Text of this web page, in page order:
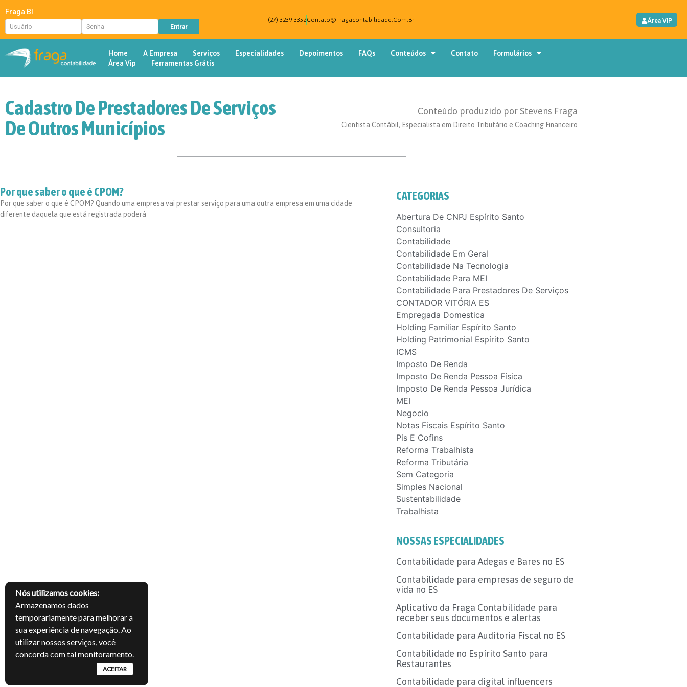
Fraga BI
(27) 3239-3352Contato@fragacontabilidade.com.br Área VIP
Home A Empresa Serviços Especialidades Depoimentos FAQs Conteúdos Contato
Formulários
Área Vip
Ferramentas Grátis
Cadastro De Prestadores De Serviços
De Outros Municípios
Conteúdo produzido por Stevens Fraga
Cientista Contábil, Especialista em Direito Tributário e Coaching Financeiro
Por que saber o que é CPOM?
Por que saber o que é CPOM? Quando uma empresa vai prestar serviço para uma outra empresa em uma cidade
diferente daquela que está registrada poderá
CATEGORIAS
Abertura De CNPJ Espírito Santo
Consultoria
Contabilidade
Contabilidade Em Geral
Contabilidade Na Tecnologia
Contabilidade Para MEI
Contabilidade Para Prestadores De Serviços
CONTADOR VITÓRIA ES
Empregada Domestica
Holding Familiar Espírito Santo
Holding Patrimonial Espírito Santo
ICMS
Imposto De Renda
Imposto De Renda Pessoa Física
Imposto De Renda Pessoa Jurídica
MEI
Negocio
Notas Fiscais Espírito Santo
Pis E Cofins
Reforma Trabalhista
Reforma Tributária
Sem Categoria
Simples Nacional
Sustentabilidade
Trabalhista
NOSSAS ESPECIALIDADES
Contabilidade para Adegas e Bares no ES
Contabilidade para empresas de seguro de
vida no ES
Aplicativo da Fraga Contabilidade para
receber seus documentos e alertas
Contabilidade para Auditoria Fiscal no ES
Contabilidade no Espírito Santo para
Restaurantes
Contabilidade para digital influencers
Nós utilizamos cookies:
Armazenamos dados
temporariamente para melhorar a
sua experiência de navegação. Ao
utilizar nossos serviços, você
concorda com tal monitoramento.
ACEITAR